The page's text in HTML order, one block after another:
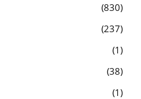
830
237
1
38
1